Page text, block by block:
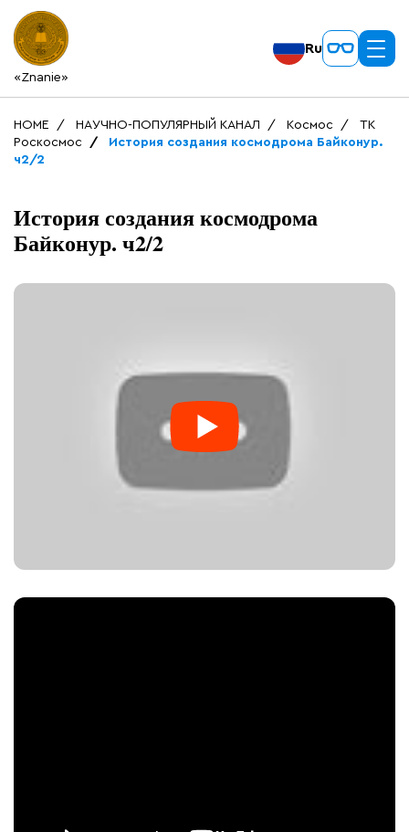
«Znanie»
Ru
HOME НАУЧНО-ПОПУЛЯРНЫЙ КАНАЛ Космос
ТК
Роскосмос
История создания космодрома Байконур.
ч2/2
История создания космодрома
Байконур. ч2/2